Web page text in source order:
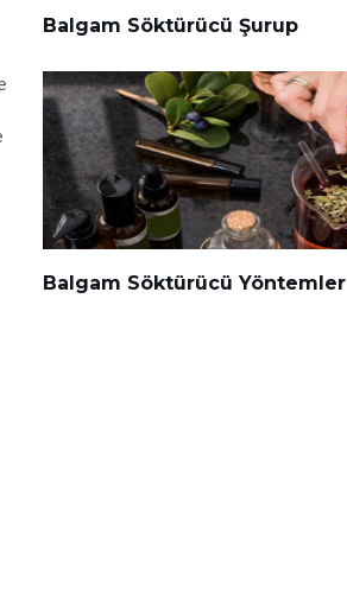
Balgam Söktürücü Şurup
Balgam Söktürücü Yöntemler